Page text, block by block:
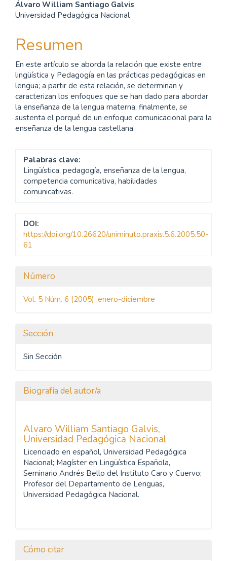
Contenido
del
artículo
Álvaro William Santiago Galvis
Universidad Pedagógica Nacional
Resumen
En este artículo se aborda la relación que existe entre
lingüística y Pedagogía en las prácticas pedagógicas en
lengua; a partir de esta relación, se determinan y
caracterizan los enfoques que se han dado para abordar
la enseñanza de la lengua materna; finalmente, se
sustenta el porqué de un enfoque comunicacional para la
enseñanza de la lengua castellana.
Palabras clave:
Lingüística, pedagogía, enseñanza de la lengua,
competencia comunicativa, habilidades
comunicativas.
DOI:
https://doi.org/10.26620/uniminuto.praxis.5.6.2005.50-
61
Detalles
del
Número
Vol. 5 Núm. 6 (2005): enero-diciembre
Sección
Sin Sección
Biografía del autor/a
Álvaro William Santiago Galvis,
Universidad Pedagógica Nacional
Licenciado en español, Universidad Pedagógica
Nacional; Magíster en Lingüística Española,
Seminario Andrés Bello del Instituto Caro y Cuervo;
Profesor del Departamento de Lenguas,
Universidad Pedagógica Nacional.
Cómo citar